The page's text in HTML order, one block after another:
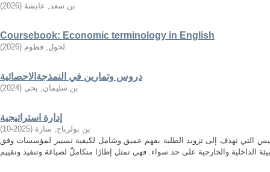
بن سعد, عايشة (
2026
)
Coursebook: Economic terminology in English
لحول, فطوم (
2026
)
دروس وتمارين في النمذجةالاحصائية
بن سليمان, يحي (
2024
)
إدارة استراتيجية
بن بولرباح, سارة (
2025-10
)
التي تهدف إلى تزويد الطلبة بفهم عميق وشامل لكيفية تسيير لمؤسسات وفق